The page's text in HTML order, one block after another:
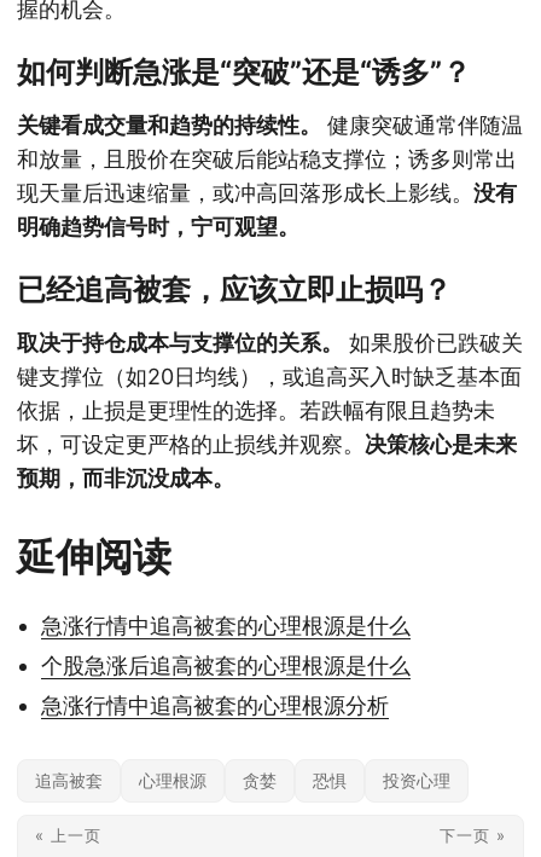
握的机会。
如何判断急涨是“突破”还是“诱多”？
关键看成交量和趋势的持续性。
健康突破通常伴随温
和放量，且股价在突破后能站稳支撑位；诱多则常出
现天量后迅速缩量，或冲高回落形成长上影线。 没有
明确趋势信号时，宁可观望。
已经追高被套，应该立即止损吗？
取决于持仓成本与支撑位的关系。
如果股价已跌破关
键支撑位（如20日均线），或追高买入时缺乏基本面
依据，止损是更理性的选择。若跌幅有限且趋势未
坏，可设定更严格的止损线并观察。 决策核心是未来
预期，而非沉没成本。
延伸阅读
急涨行情中追高被套的心理根源是什么
个股急涨后追高被套的心理根源是什么
急涨行情中追高被套的心理根源分析
追高被套 心理根源 贪婪 恐惧 投资心理
« 上一页 下一页 »